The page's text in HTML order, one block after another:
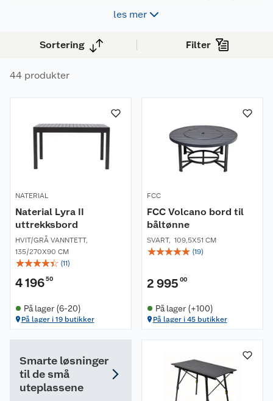
utebord til terrasser og balkonger.
les mer
Sortering Filter
44 produkter
NATERIAL
Naterial Lyra II
uttrekksbord
HVIT/GRÅ VANNTETT,
135/270X90 CM
☆☆☆☆☆ (11)
4 19650
På lager (6-20)
På lager i 19 butikker
FCC
FCC Volcano bord til
båltønne
SVART, 109,5X51 CM
☆☆☆☆☆ (19)
2 995 00
På lager (+100)
På lager i 45 butikker
Smarte løsninger
til de små
uteplassene